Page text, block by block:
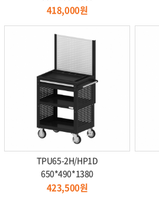
418,000원
TPU65-2H/HP1D
650*490*1380
423,500원